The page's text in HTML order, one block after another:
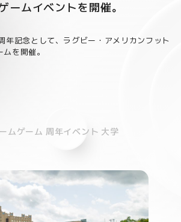
ームイベントを開催。
年記念として、ラグビー・アメリカンフット
を開催。
ムゲーム 周年イベント 大学